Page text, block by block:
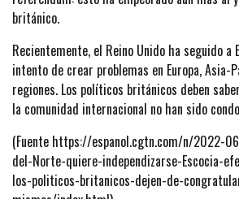
británico.
Recientemente, el Reino Unido ha seguido a
intento de crear problemas en Europa, Asia-
regiones. Los políticos británicos deben
la comunidad internacional no han sido
(Fuente https://espanol.cgtn.com/n/2022-
del-Norte-quiere-independizarse-Escocia-
los-politicos-britanicos-dejen-de-